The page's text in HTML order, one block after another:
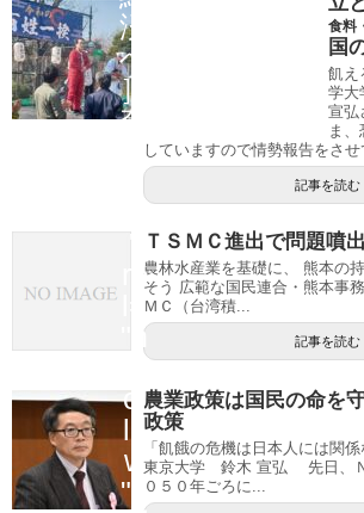
済
へ
］
奈
須
り
え
"
re
l=
"n
ol
lo
w
">
食料
国
飢え
学
宣
ま
していますので情勢報告をさ
記事を読む
ＴＳＭＣ進出で問題噴出
農林水産業を基礎に、 熊本の
そう 広範な国民連合・熊本
ＭＣ（台湾積...
記事を読む
農業政策は国民の命を
政策
「飢餓の危機は日本人には関
東京大学 鈴木 宣弘 先日、Ｎ
０５０年ごろに...